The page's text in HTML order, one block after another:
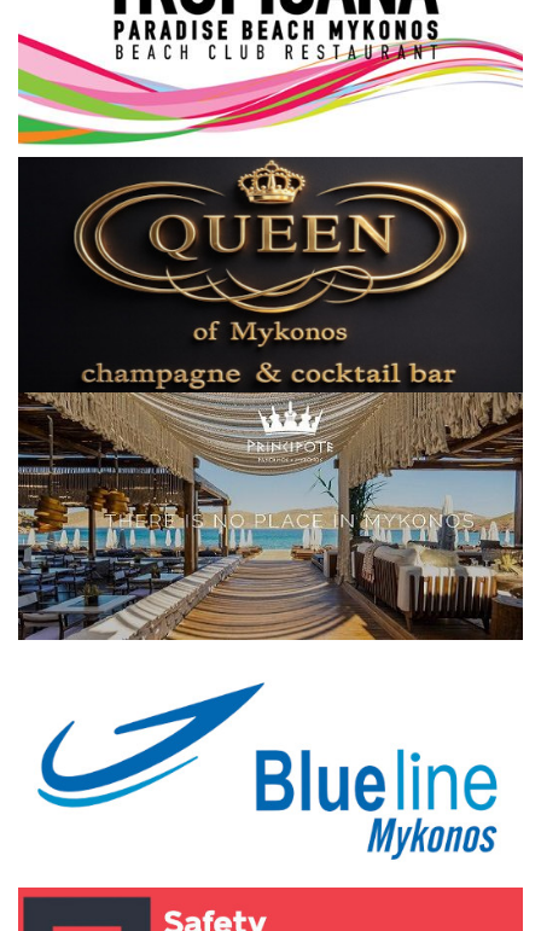
Cost Of Living Crisis
Opinion + Analysis
L’Art des Sens
Local Elections 2023
Elections 2023
Γλώσσα
Ελληνικά English